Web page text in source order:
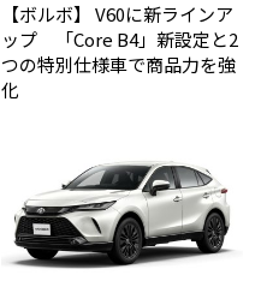
【ボルボ】 V60に新ラインア
ップ 「Core B4」新設定と2
つの特別仕様車で商品力を強
化